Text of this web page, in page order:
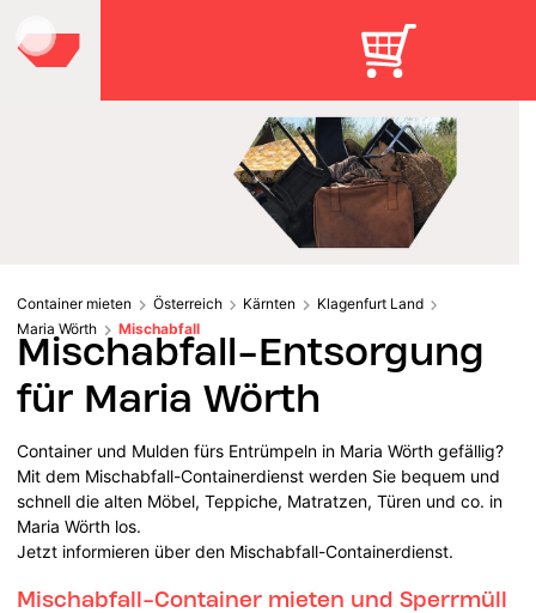
Container mieten Österreich Kärnten
Klagenfurt Land
Maria Wörth
Mischabfall
Mischabfall-Entsorgung
für Maria Wörth
Container und Mulden fürs Entrümpeln in Maria Wörth gefällig?
Mit dem Mischabfall-Containerdienst werden Sie bequem und
schnell die alten Möbel, Teppiche, Matratzen, Türen und co. in
Maria Wörth los.
Jetzt informieren über den Mischabfall-Containerdienst.
Mischabfall-Container mieten und Sperrmüll